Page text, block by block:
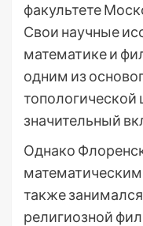
факультете
Свои научные
математике и
одним из
топологической
значительный
Однако
также
религиозной